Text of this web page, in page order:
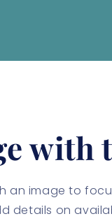
with
an image to
details on